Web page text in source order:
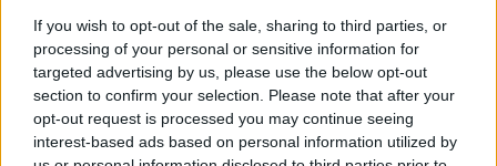
If you wish to opt-out of the sale, sharing to third parties, or
processing of your personal or sensitive information for
targeted advertising by us, please use the below opt-out
section to confirm your selection. Please note that after your
opt-out request is processed you may continue seeing
interest-based ads based on personal information utilized by
ΣΤΗΝ ΙΔΙΑ ΚΑΤΗΓΟΡΙΑ
Ο εκλεκτός του Τραμπ: Το
κρυφό σχέδιο διαδοχής στην
ηγεσία του MAGA